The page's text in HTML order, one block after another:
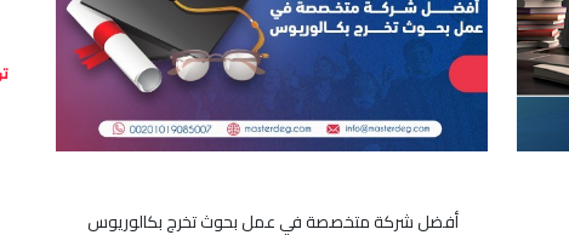
أفضل شركة متخصصة في عمل بحوث تخرج بكالوريوس